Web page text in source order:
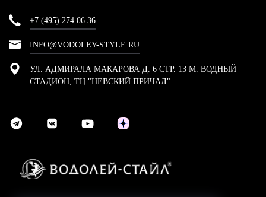
+7 (495) 274 06 36
INFO@VODOLEY-STYLE.RU
УЛ. АДМИРАЛА МАКАРОВА Д. 6 СТР. 13 М. ВОДНЫЙ
СТАДИОН, ТЦ "НЕВСКИЙ ПРИЧАЛ"